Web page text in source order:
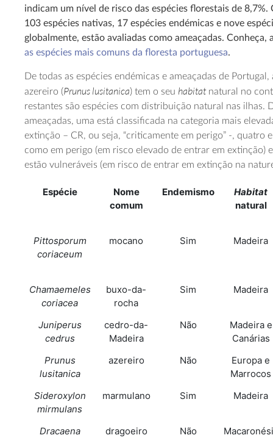
indicam um nível de risco das espécies florestais de 8,7%.
103 espécies nativas, 17 espécies endémicas e nove
globalmente, estão avaliadas como ameaçadas. Conheça,
as espécies mais comuns da floresta portuguesa.
De todas as espécies endémicas e ameaçadas de Portugal,
azereiro (Prunus lusitanica) tem o seu habitatnatural no
restantes são espécies com distribuição natural nas ilhas.
ameaçadas, uma está classificada na categoria mais
extinção – CR, ou seja, “criticamente em perigo” -, quatro
como em perigo (em risco elevado de entrar em extinção)
estão vulneráveis (em risco de entrar em extinção na
Espécie
Nome
comum
Endemismo
Habitat
natural
Pittosporum
coriaceum
mocano Sim Madeira
Chamaemeles
coriacea
buxo-da-
rocha
Sim Madeira
Juniperus
cedrus
cedro-da-
Madeira
Não
Madeira e
Canárias
Prunus
lusitanica
azereiro Não
Europa e
Marrocos
Sideroxylon
mirmulans
marmulano Sim Madeira
Dracaena
dragoeiro Não